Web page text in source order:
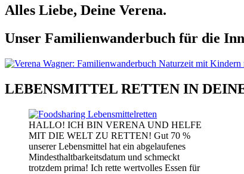
Alles Liebe, Deine Verena.
Unser Familienwanderbuch für die
LEBENSMITTEL RETTEN IN
HALLO! ICH BIN VERENA UND HELFE
MIT DIE WELT ZU RETTEN! Gut 70 %
unserer Lebensmittel hat ein abgelaufenes
Mindesthaltbarkeitsdatum und schmeckt
trotzdem prima! Ich rette wertvolles Essen für